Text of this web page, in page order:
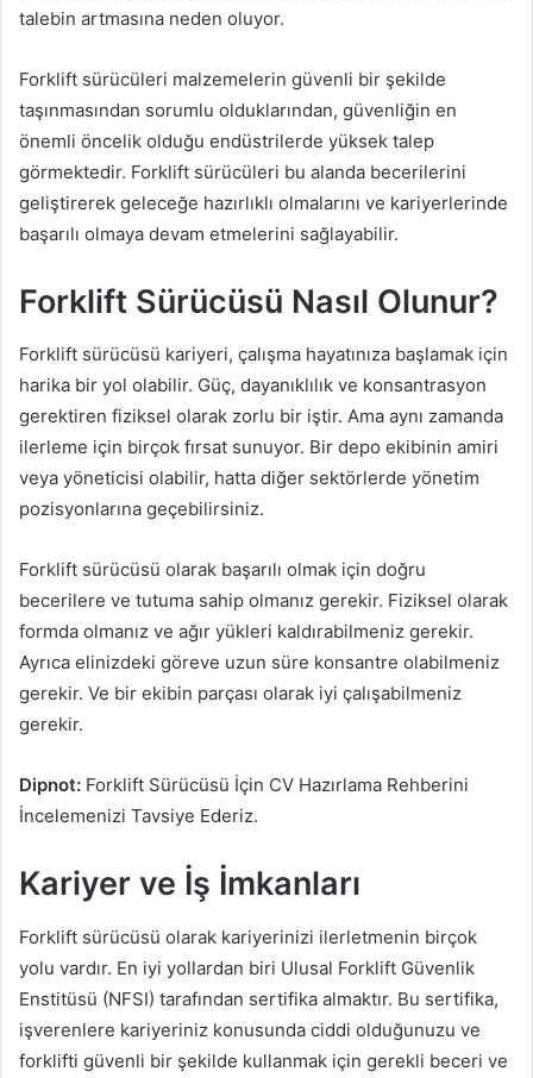
talebin artmasına neden oluyor.
Forklift sürücüleri malzemelerin güvenli bir şekilde
taşınmasından sorumlu olduklarından, güvenliğin en
önemli öncelik olduğu endüstrilerde yüksek talep
görmektedir. Forklift sürücüleri bu alanda becerilerini
geliştirerek geleceğe hazırlıklı olmalarını ve kariyerlerinde
başarılı olmaya devam etmelerini sağlayabilir.
Forklift Sürücüsü Nasıl Olunur?
Forklift sürücüsü kariyeri, çalışma hayatınıza başlamak için
harika bir yol olabilir. Güç, dayanıklılık ve konsantrasyon
gerektiren fiziksel olarak zorlu bir iştir. Ama aynı zamanda
ilerleme için birçok fırsat sunuyor. Bir depo ekibinin amiri
veya yöneticisi olabilir, hatta diğer sektörlerde yönetim
pozisyonlarına geçebilirsiniz.
Forklift sürücüsü olarak başarılı olmak için doğru
becerilere ve tutuma sahip olmanız gerekir. Fiziksel olarak
formda olmanız ve ağır yükleri kaldırabilmeniz gerekir.
Ayrıca elinizdeki göreve uzun süre konsantre olabilmeniz
gerekir. Ve bir ekibin parçası olarak iyi çalışabilmeniz
gerekir.
Dipnot: Forklift Sürücüsü İçin CV Hazırlama Rehberini
İncelemenizi Tavsiye Ederiz.
Kariyer ve İş İmkanları
Forklift sürücüsü olarak kariyerinizi ilerletmenin birçok
yolu vardır. En iyi yollardan biri Ulusal Forklift Güvenlik
Enstitüsü (NFSI) tarafından sertifika almaktır. Bu sertifika,
işverenlere kariyeriniz konusunda ciddi olduğunuzu ve
forklifti güvenli bir şekilde kullanmak için gerekli beceri ve